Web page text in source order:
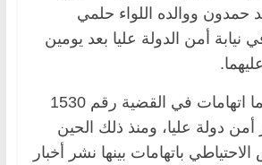
ووالده اللواء حلمي
أمن الدولة عليا بعد يومين
ووجهت النيابة لهما اتهامات في القضية رقم 1530
حصر أمن دولة عليا، ومنذ ذلك الحين
باتهامات بينها نشر أخبار